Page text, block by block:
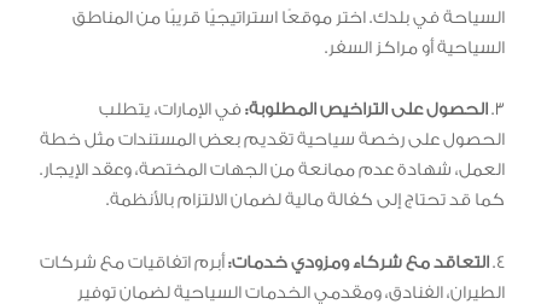
السياحة في بلدك. اختر موقعًا استراتيجيًا قريبًا من المناطق
السياحية أو مراكز السفر.
3. الحصول على التراخيص المطلوبة:في الإمارات، يتطلب
الحصول على رخصة سياحية تقديم بعض المستندات مثل خطة
العمل، شهادة عدم ممانعة من الجهات المختصة، وعقد الإيجار.
كما قد تحتاج إلى كفالة مالية لضمان الالتزام بالأنظمة.
4. التعاقد مع شركاء ومزودي خدمات: أبرم اتفاقيات مع شركات
الطيران، الفنادق، ومقدمي الخدمات السياحية لضمان توفير